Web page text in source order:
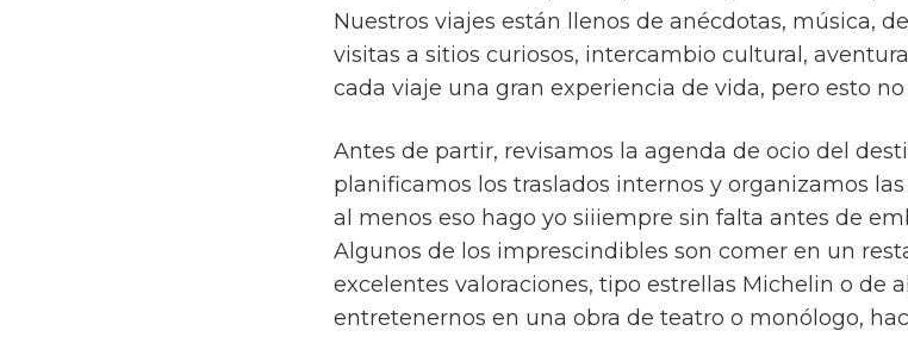
Nuestros viajes están llenos de anécdotas, música,
visitas a sitios curiosos, intercambio cultural,
cada viaje una gran experiencia de vida, pero esto
Antes de partir, revisamos la agenda de ocio del
planificamos los traslados internos y organizamos
al menos eso hago yo siiiempre sin falta antes de
Algunos de los imprescindibles son comer en un
excelentes valoraciones, tipo estrellas Michelin o de
entretenernos en una obra de teatro o monólogo,